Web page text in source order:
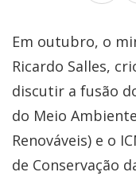
Em outubro, o
Ricardo Salles,
discutir a fusão
do Meio
Renováveis) e o
de Conservação